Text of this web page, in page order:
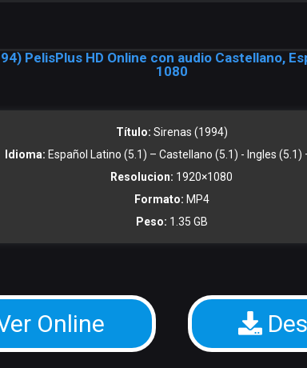
PelisPlus HD Online con audio Castellano,
1080
Título: Sirenas (1994)
Idioma: Español Latino (5.1) – Castellano (5.1) - Ingles (5.1)
Resolucion: 1920×1080
Formato: MP4
Peso: 1.35 GB
Online